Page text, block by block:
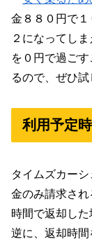
金８８０円で
２になってし
を０円で過ご
るので、ぜひ試
利用予定
タイムズカー
金のみ請求され
時間で返却した
逆に、返却時